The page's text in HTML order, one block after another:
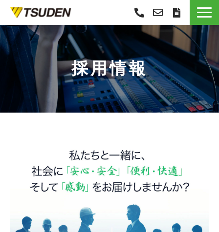
サービス一覧
選ばれる理由
導入事例
お役立ち情報
お知らせ
採用情報